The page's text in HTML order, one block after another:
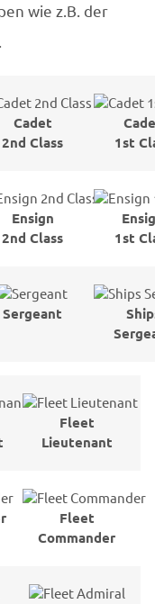
wie z.B. der
Cadet
2nd Class
1st
Ensign
2nd Class
1st
Sergeant
Fleet
Lieutenant
Fleet
Commander